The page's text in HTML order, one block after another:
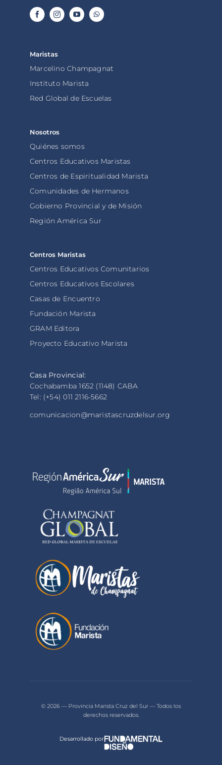
Maristas
Marcelino Champagnat
Instituto Marista
Red Global de Escuelas
Nosotros
Quiénes somos
Centros Educativos Maristas
Centros de Espiritualidad Marista
Comunidades de Hermanos
Gobierno Provincial y de Misión
Región América Sur
Centros Maristas
Centros Educativos Comunitarios
Centros Educativos Escolares
Casas de Encuentro
Fundación Marista
GRAM Editora
Proyecto Educativo Marista
Casa Provincial:
Cochabamba 1652 (1148) CABA
Tel: (+54) 011 2116-5662
comunicacion@maristascruzdelsur.org
© 2026 — Provincia Marista Cruz del Sur — Todos los
derechos reservados.
Desarrollado por